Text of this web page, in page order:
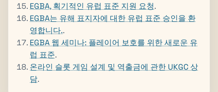
EGBA, 획기적인 유럽 표준 지원 요청.
EGBA는 유해 표지자에 대한 유럽 표준 승인을 환
영합니다..
EGBA 웹 세미나: 플레이어 보호를 위한 새로운 유
럽 표준.
온라인 슬롯 게임 설계 및 역출금에 관한 UKGC 상
담.